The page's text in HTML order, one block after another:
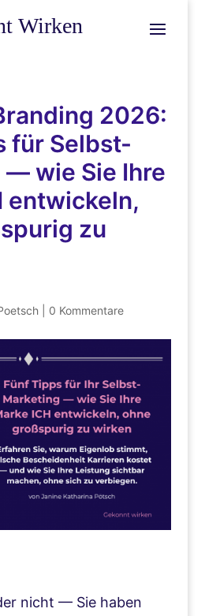
2026:
für Selbst-
— wie Sie Ihre
entwickeln,
zu
| 0 Kommentare
nicht — Sie haben